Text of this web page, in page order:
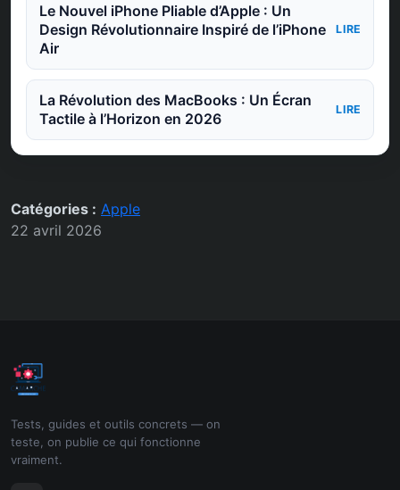
Le Nouvel iPhone Pliable d’Apple : Un
Design Révolutionnaire Inspiré de l’iPhone
Air
LIRE
La Révolution des MacBooks : Un Écran
Tactile à l’Horizon en 2026
LIRE
Catégories : Apple
22 avril 2026
Tests, guides et outils concrets — on
teste, on publie ce qui fonctionne
vraiment.